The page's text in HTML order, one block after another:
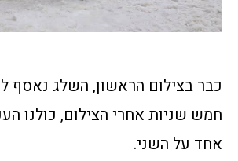
כבר בצילום הראשון, השלג נאסף
חמש שניות אחרי הצילום, כולנו
אחד על השני.